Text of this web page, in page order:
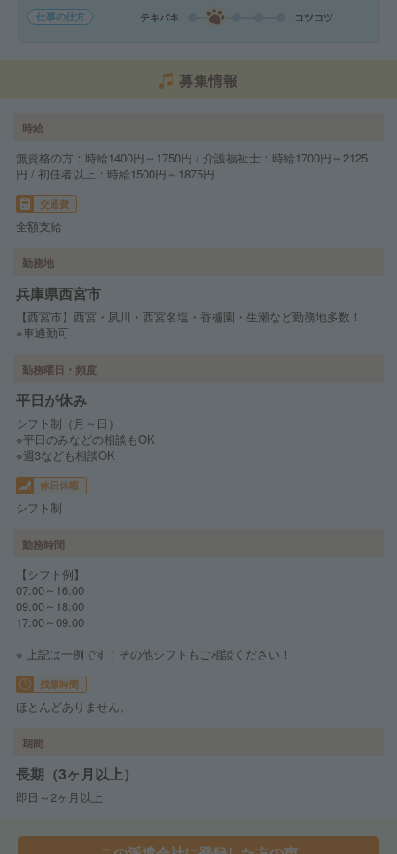
仕事の仕方 テキパキ コツコツ
募集情報
時給
無資格の方：時給1400円～1750円 / 介護福祉士：時給1700円～2125
円 / 初任者以上：時給1500円～1875円
交通費
全額支給
勤務地
兵庫県西宮市
【西宮市】西宮・夙川・西宮名塩・香櫨園・生瀬など勤務地多数！
※車通勤可
勤務曜日・頻度
平日が休み
シフト制（月～日）
※平日のみなどの相談もOK
※週3なども相談OK
休日休暇
シフト制
勤務時間
【シフト例】
07:00～16:00
09:00～18:00
17:00～09:00
※ 上記は一例です！その他シフトもご相談ください！
残業時間
ほとんどありません。
期間
長期（3ヶ月以上）
即日～2ヶ月以上